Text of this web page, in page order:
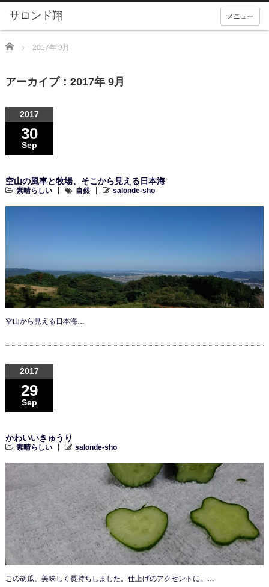
メニュー
Home 2017年 9月
アーカイブ：2017年 9月
2017
30
Sep
空山の風車と牧場、そこから見える日本海
素晴らしい 自然 salonde-sho
空山から見える日本海…
2017
29
Sep
かわいいきゅうり
素晴らしい salonde-sho
この胡瓜、美味しく長持ちしました。仕上げのアクセントに。…